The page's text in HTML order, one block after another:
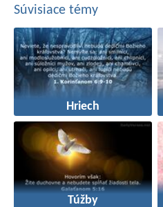
Súvisiace témy
Hriech
Túžby